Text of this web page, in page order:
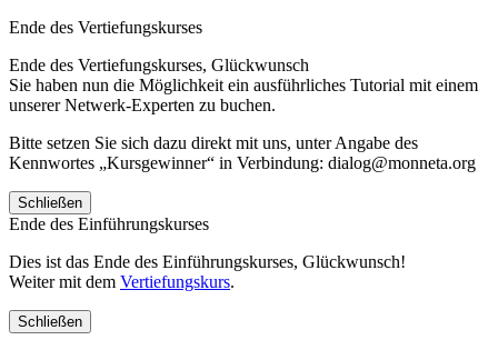
Ende des Vertiefungskurses
Ende des Vertiefungskurses, Glückwunsch
Sie haben nun die Möglichkeit ein ausführliches Tutorial mit einem
unserer Netwerk-Experten zu buchen.
Bitte setzen Sie sich dazu direkt mit uns, unter Angabe des
Kennwortes „Kursgewinner“ in Verbindung: dialog@monneta.org
Schließen
Ende des Einführungskurses
Dies ist das Ende des Einführungskurses, Glückwunsch!
Weiter mit dem Vertiefungskurs.
Schließen